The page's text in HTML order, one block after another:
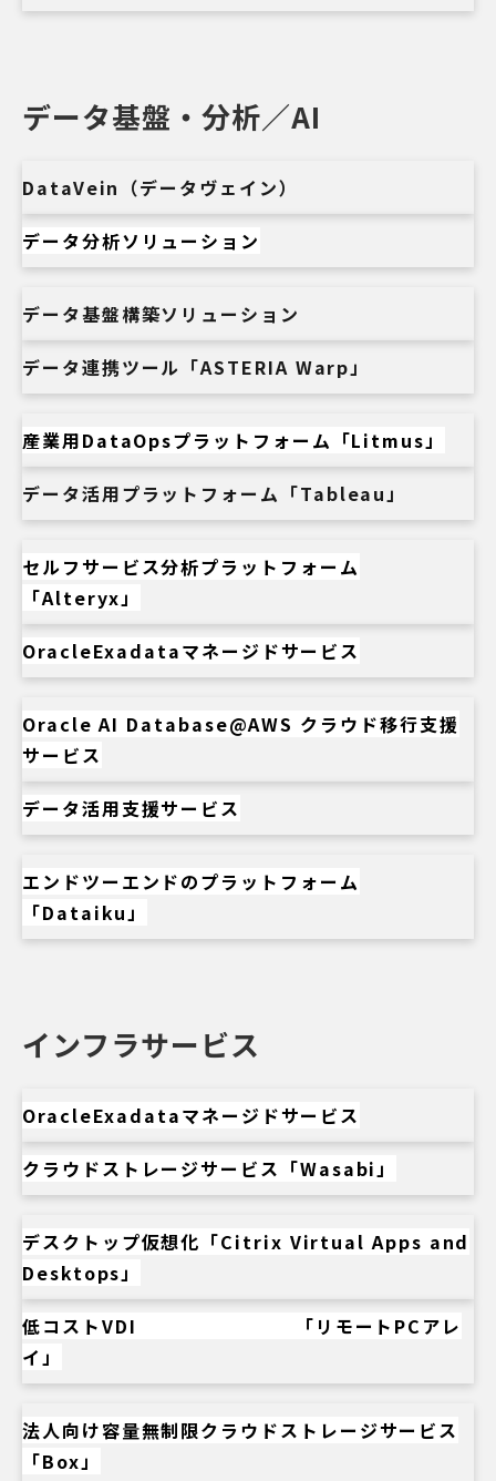
データ基盤・分析／AI
DataVein（データヴェイン）
データ分析ソリューション
データ基盤構築ソリューション
データ連携ツール「ASTERIA Warp」
産業用DataOpsプラットフォーム「Litmus」
データ活用プラットフォーム「Tableau」
セルフサービス分析プラットフォーム
「Alteryx」
OracleExadataマネージドサービス
Oracle AI Database@AWS クラウド移行支援
サービス
データ活用支援サービス
エンドツーエンドのプラットフォーム
「Dataiku」
インフラサービス
OracleExadataマネージドサービス
クラウドストレージサービス「Wasabi」
デスクトップ仮想化「Citrix Virtual Apps and
Desktops」
低コストVDI 「リモートPCアレ
イ」
法人向け容量無制限クラウドストレージサービス
「Box」